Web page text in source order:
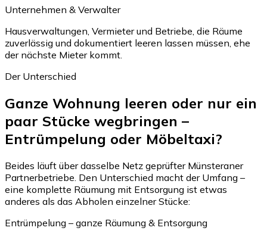
Unternehmen & Verwalter
Hausverwaltungen, Vermieter und Betriebe, die Räume
zuverlässig und dokumentiert leeren lassen müssen, ehe
der nächste Mieter kommt.
Der Unterschied
Ganze Wohnung leeren oder nur ein
paar Stücke wegbringen –
Entrümpelung oder Möbeltaxi?
Beides läuft über dasselbe Netz geprüfter Münsteraner
Partnerbetriebe. Den Unterschied macht der Umfang –
eine komplette Räumung mit Entsorgung ist etwas
anderes als das Abholen einzelner Stücke:
Entrümpelung – ganze Räumung & Entsorgung